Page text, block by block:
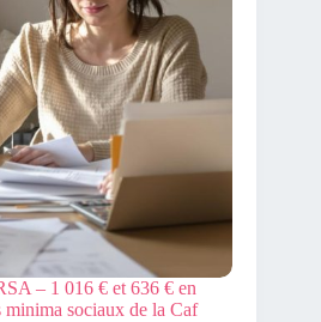
– 1 016 € et 636 € en
minima sociaux de la Caf